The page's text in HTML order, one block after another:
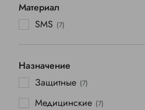
Материал
SMS (7)
Назначение
Защитные (7)
Медицинские (7)